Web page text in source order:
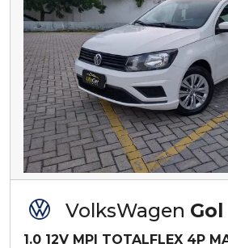
VolksWagen Gol
1.0 12V MPI TOTALFLEX 4P